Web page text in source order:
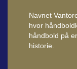
Navnet
hvor
håndbold på
historie.